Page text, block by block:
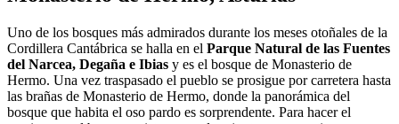
Uno de los bosques más admirados durante los meses otoñales de la
Cordillera Cantábrica se halla en el Parque Natural de las Fuentes
del Narcea, Degaña e Ibias y es el bosque de Monasterio de
Hermo. Una vez traspasado el pueblo se prosigue por carretera hasta
las brañas de Monasterio de Hermo, donde la panorámica del
bosque que habita el oso pardo es sorprendente. Para hacer el